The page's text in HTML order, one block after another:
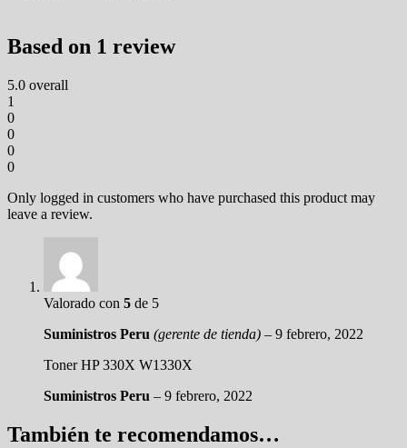
Based on 1 review
5.0 overall
1
0
0
0
0
Only logged in customers who have purchased this product may
leave a review.
Valorado con 5 de 5
Suministros Peru (gerente de tienda) – 9 febrero, 2022
Toner HP 330X W1330X
Suministros Peru – 9 febrero, 2022
También te recomendamos…